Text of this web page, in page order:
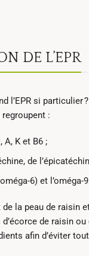
DE L’EPR
l’EPR si particulier
:
A, K et B6 ;
de
6) et l’oméga-
la peau de raisin
de raisin
afin d’éviter